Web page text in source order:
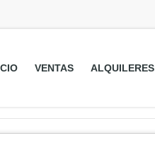
VENTAS ALQUILERES